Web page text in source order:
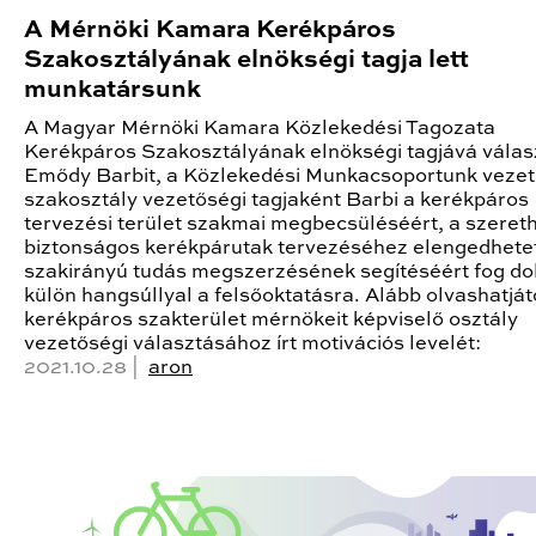
A Mérnöki Kamara Kerékpáros
Szakosztályának elnökségi tagja lett
munkatársunk
A Magyar Mérnöki Kamara Közlekedési Tagozata
Kerékpáros Szakosztályának elnökségi tagjává
Emődy Barbit, a Közlekedési Munkacsoportunk
szakosztály vezetőségi tagjaként Barbi a kerékpáros
tervezési terület szakmai megbecsüléséért, a
biztonságos kerékpárutak tervezéséhez
szakirányú tudás megszerzésének segítéséért fog
külön hangsúllyal a felsőoktatásra. Alább
kerékpáros szakterület mérnökeit képviselő osztály
vezetőségi választásához írt motivációs levelét:
2021.10.28 | aron